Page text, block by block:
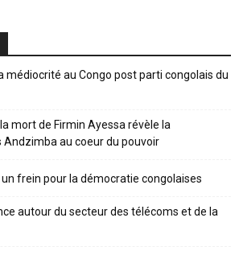
médiocrité au Congo post parti congolais du
mort de Firmin Ayessa révèle la
au coeur du pouvoir
frein pour la démocratie congolaises
autour du secteur des télécoms et de la